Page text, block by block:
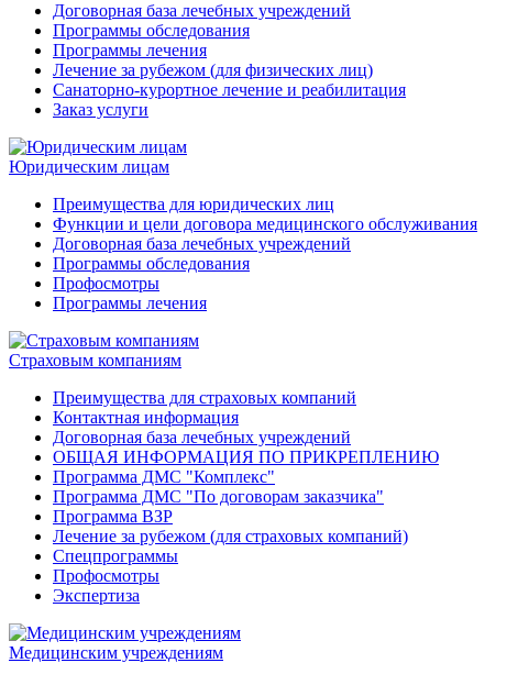
Договорная база лечебных учреждений
Программы обследования
Программы лечения
Лечение за рубежом (для физических лиц)
Санаторно-курортное лечение и реабилитация
Заказ услуги
Юридическим лицам
Преимущества для юридических лиц
Функции и цели договора медицинского обслуживания
Договорная база лечебных учреждений
Программы обследования
Профосмотры
Программы лечения
Страховым компаниям
Преимущества для страховых компаний
Контактная информация
Договорная база лечебных учреждений
ОБЩАЯ ИНФОРМАЦИЯ ПО ПРИКРЕПЛЕНИЮ
Программа ДМС "Комплекс"
Программа ДМС "По договорам заказчика"
Программа ВЗР
Лечение за рубежом (для страховых компаний)
Спецпрограммы
Профосмотры
Экспертиза
Медицинским учреждениям